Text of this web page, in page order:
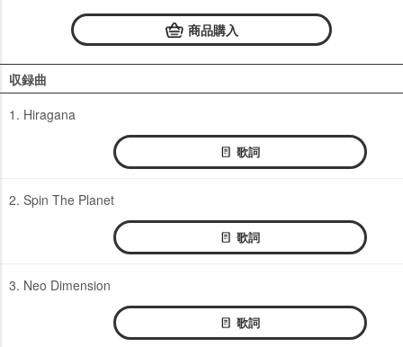
商品購入
収録曲
1. Hiragana
歌詞
2. Spin The Planet
歌詞
3. Neo Dimension
歌詞